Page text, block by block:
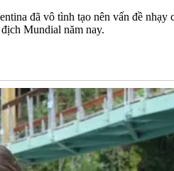
đã vô tình tạo nên vấn đề
Mundial năm nay.